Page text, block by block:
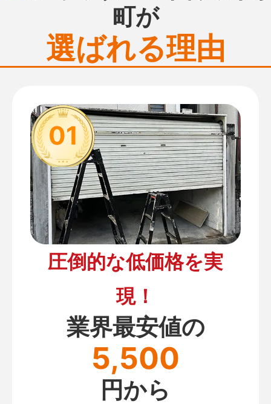
町が
選ばれる理由
01
圧倒的な低価格を実
現！
業界最安値の
5,500
円から